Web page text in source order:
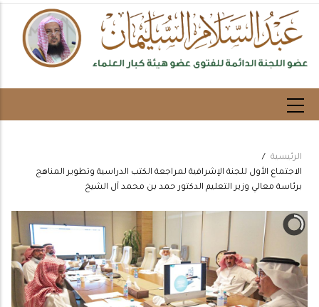
المحتوى
الرئيسي
Breadcrumb
الرئيسية
/
الاجتماع الأول للجنة الإشرافية لمراجعة الكتب الدراسية وتطوير المناهج
برئاسة معالي وزير التعليم الدكتور حمد بن محمد آل الشيخ